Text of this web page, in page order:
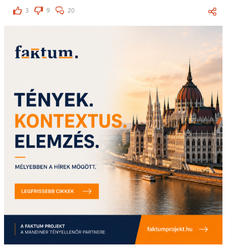
3
9 20